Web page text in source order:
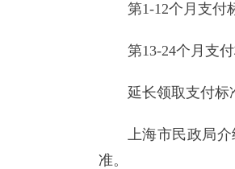
第1-12个月支付
第13-24个月支
延长领取支付标
上海市民政局
准。